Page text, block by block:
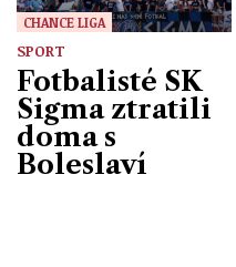
CHANCE LIGA
SPORT
Fotbalisté SK
Sigma ztratili
doma s
Boleslaví